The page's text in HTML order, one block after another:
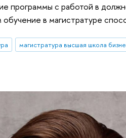
с работой в
в магистратуре
магистратура высшая школа